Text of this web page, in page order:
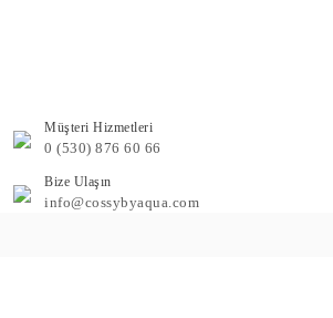
Müşteri Hizmetleri
0 (530) 876 60 66
Bize Ulaşın
info@cossybyaqua.com